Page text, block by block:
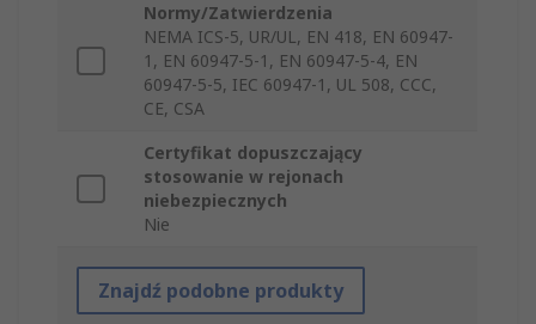
Normy/Zatwierdzenia
NEMA ICS-5, UR/UL, EN 418, EN 60947-
1, EN 60947-5-1, EN 60947-5-4, EN
60947-5-5, IEC 60947-1, UL 508, CCC,
CE, CSA
Certyfikat dopuszczający
stosowanie w rejonach
niebezpiecznych
Nie
Znajdź podobne produkty